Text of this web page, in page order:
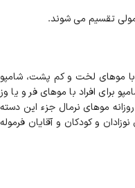
تقسیم می شوند.
با موهای لخت و کم پشت، شامپو
برای افراد با موهای فر و یا وز
موهای نرمال جزء این دسته
و کودکان و آقایان فرموله